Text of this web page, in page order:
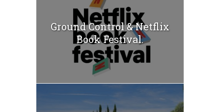
Ground Control & Netflix
Book Festival.